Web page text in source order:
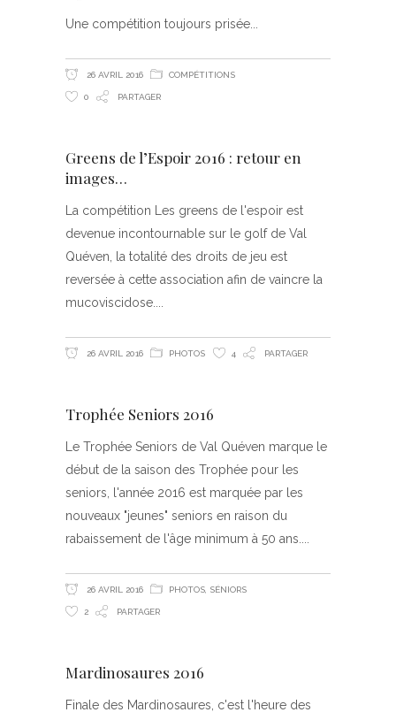
Une compétition toujours prisée
26 AVRIL 2016 COMPÉTITIONS
0 PARTAGER
Greens de l’Espoir 2016 : retour en
images…
La compétition Les greens de l'espoir est
devenue incontournable sur le golf de Val
Quéven, la totalité des droits de jeu est
reversée à cette association afin de vaincre la
mucoviscidose.
26 AVRIL 2016 PHOTOS 4 PARTAGER
Trophée Seniors 2016
Le Trophée Seniors de Val Quéven marque le
début de la saison des Trophée pour les
seniors, l'année 2016 est marquée par les
nouveaux "jeunes" seniors en raison du
rabaissement de l'âge minimum à 50 ans.
26 AVRIL 2016 PHOTOS SÉNIORS
2 PARTAGER
Mardinosaures 2016
Finale des Mardinosaures, c'est l'heure des